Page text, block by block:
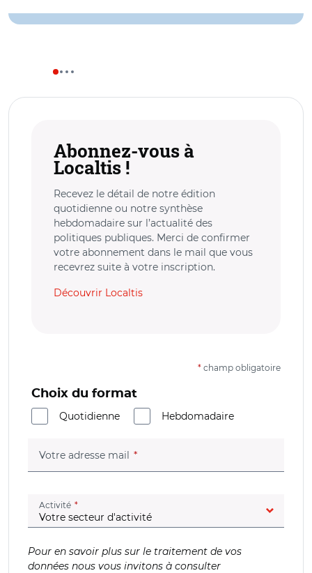
Abonnez-vous à
Localtis !
Recevez le détail de notre édition
quotidienne ou notre synthèse
hebdomadaire sur l’actualité des
politiques publiques. Merci de confirmer
votre abonnement dans le mail que vous
recevrez suite à votre inscription.
Découvrir Localtis
* champ obligatoire
Choix du format
Quotidienne
Hebdomadaire
Votre adresse mail (champ obligatoire)
Activité (champ obligatoire)
Pour en savoir plus sur le traitement de vos
données nous vous invitons à consulter